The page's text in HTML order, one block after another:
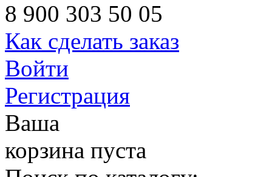
8 900 303 50 05
Как сделать заказ
Войти
Регистрация
Ваша
корзина пуста